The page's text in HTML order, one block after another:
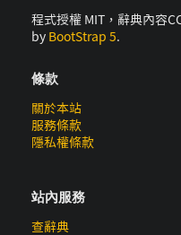
程式授權 MIT，辭典內容
by BootStrap 5.
條款
關於本站
服務條款
隱私權條款
站內服務
查辭典